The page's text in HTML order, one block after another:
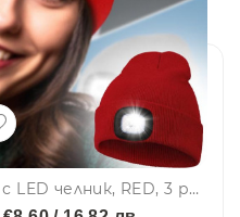
АВАРИЙНА зимна шапка с LED челник, RED, 3 режима на работа, BF22